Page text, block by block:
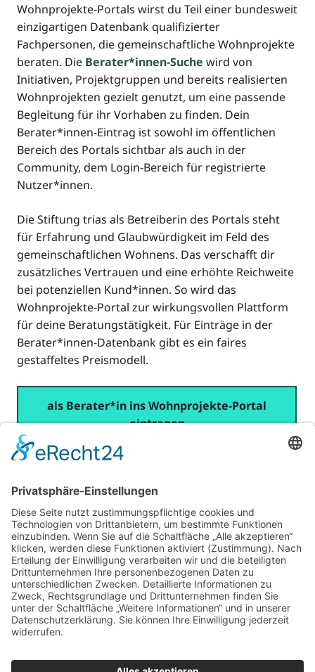
Wohnprojekte-Portals wirst du Teil einer bundesweit
einzigartigen Datenbank qualifizierter
Fachpersonen, die gemeinschaftliche Wohnprojekte
beraten. Die Berater*innen-Suche wird von
Initiativen, Projektgruppen und bereits realisierten
Wohnprojekten gezielt genutzt, um eine passende
Begleitung für ihr Vorhaben zu finden. Dein
Berater*innen-Eintrag ist sowohl im öffentlichen
Bereich des Portals sichtbar als auch in der
Community, dem Login-Bereich für registrierte
Nutzer*innen.
Die Stiftung trias als Betreiberin des Portals steht
für Erfahrung und Glaubwürdigkeit im Feld des
gemeinschaftlichen Wohnens. Das verschafft dir
zusätzliches Vertrauen und eine erhöhte Reichweite
bei potenziellen Kund*innen. So wird das
Wohnprojekte-Portal zur wirkungsvollen Plattform
für deine Beratungstätigkeit. Für Einträge in der
Berater*innen-Datenbank gibt es ein faires
gestaffeltes Preismodell.
als Berater*in ins Wohnprojekte-Portal
eintragen
Für Beratende
Kontakt
Über uns